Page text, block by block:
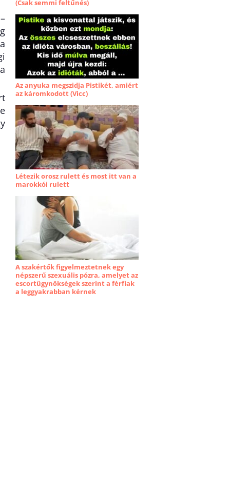
(Csak semmi feltűnés)
Az anyuka megszidja Pistikét, amiért
az káromkodott (Vicc)
Létezik orosz rulett és most itt van a
marokkói rulett
A szakértők figyelmeztetnek egy
népszerű szexuális pózra, amelyet az
escortügynökségek szerint a férfiak
a leggyakrabban kérnek